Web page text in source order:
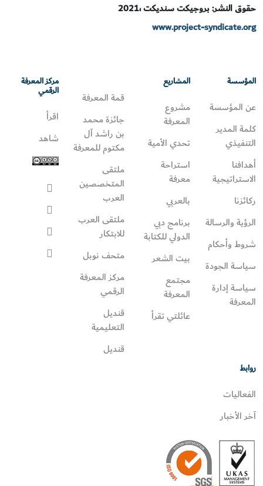
حقوق النشر: بروجيكت سنديكت ،2021
www.project-syndicate.org
المؤسسة
عن المؤسسة
كلمة المدير
التنفيذي
أهدافنا
الاستراتيجية
ركائزنا
الرؤية والرسالة
شروط وأحكام
سياسة الجودة
سياسة إدارة
المعرفة
المشاريع
مشروع
المعرفة
تحدي الأمية
استراحة
معرفة
بالعربي
برنامج دبي
الدولي للكتابة
بيت الشعر
مجتمع
المعرفة
عائلتي تقرأ‎
قمة المعرفة
جائزة محمد
بن راشد آل
مكتوم للمعرفة
ملتقى
المتخصصين
العرب
ملتقى العرب
للابتكار
متحف نوبل
مركز المعرفة
الرقمي
قنديل
التعليمية
قنديل
مركز المعرفة
الرقمي
اقرأ
شاهد
روابط
الفعاليات
آخر الأخبار